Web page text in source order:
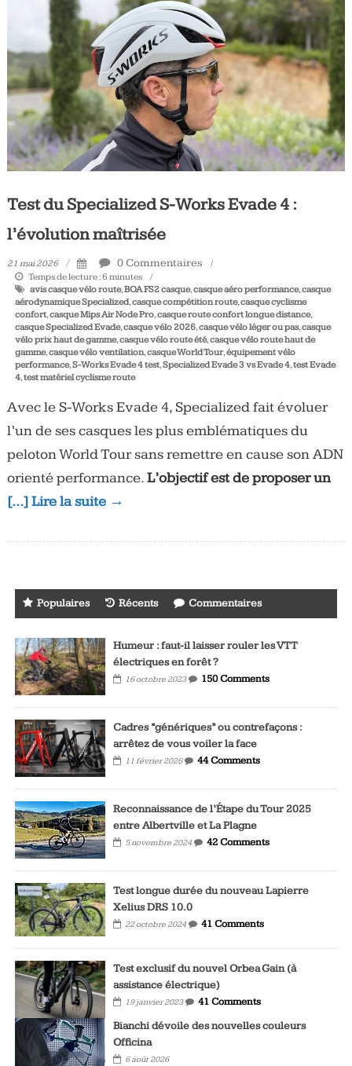
jours,
votre
actualité
vélo
et
triathlon
Test du Specialized S-Works Evade 4 :
l’évolution maîtrisée
21 mai 2026 0 Commentaires
Temps de lecture :6 minutes
avis casque vélo route,BOA FS2 casque,casque aéro performance,casque
aérodynamique Specialized,casque compétition route,casque cyclisme
confort,casque Mips Air Node Pro,casque route confort longue distance,
casque Specialized Evade,casque vélo 2026,casque vélo léger ou pas,casque
vélo prix haut de gamme,casque vélo route été,casque vélo route haut de
gamme,casque vélo ventilation,casque World Tour,équipement vélo
performance,S-Works Evade 4 test,Specialized Evade 3 vs Evade 4,test Evade
4,test matériel cyclisme route
Avec le S-Works Evade 4, Specialized fait évoluer
l’un de ses casques les plus emblématiques du
peloton World Tour sans remettre en cause son ADN
orienté performance.L’objectif est de proposer un
[…] Lire la suite →
Populaires Récents Commentaires
Humeur : faut-il laisser rouler les VTT
électriques en forêt ?
16 octobre 2023 150 Comments
Cadres “génériques” ou contrefaçons :
arrêtez de vous voiler la face
11 février 2026 44 Comments
Reconnaissance de l’Étape du Tour 2025
entre Albertville et La Plagne
5 novembre 2024 42 Comments
Test longue durée du nouveau Lapierre
Xelius DRS 10.0
22 octobre 2024 41 Comments
Test exclusif du nouvel Orbea Gain (à
assistance électrique)
19 janvier 2023
41 Comments
Bianchi dévoile des nouvelles couleurs
Officina
6 août 2026